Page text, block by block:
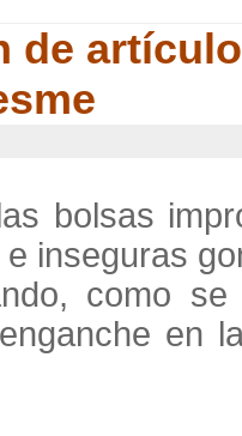
de
bolsas
inseguras
como
en